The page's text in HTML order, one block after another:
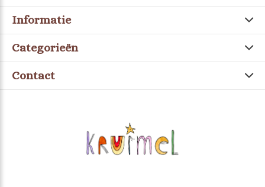
Informatie
Categorieën
Contact